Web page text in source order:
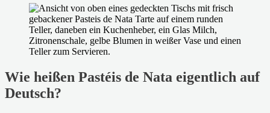
Wie heißen Pastéis de Nata eigentlich auf
Deutsch?